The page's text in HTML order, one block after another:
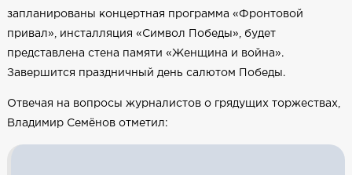
запланированы концертная программа «Фронтовой
привал», инсталляция «Символ Победы», будет
представлена стена памяти «Женщина и война».
Завершится праздничный день салютом Победы.
Отвечая на вопросы журналистов о грядущих торжествах,
Владимир Семёнов отметил: